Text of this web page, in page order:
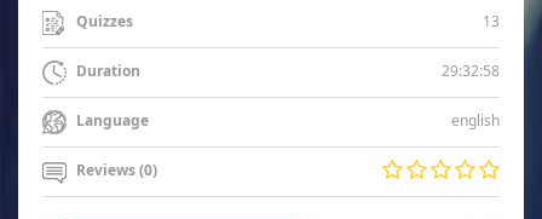
Quizzes 13
Duration 29:32:58
Language english
Reviews (0)